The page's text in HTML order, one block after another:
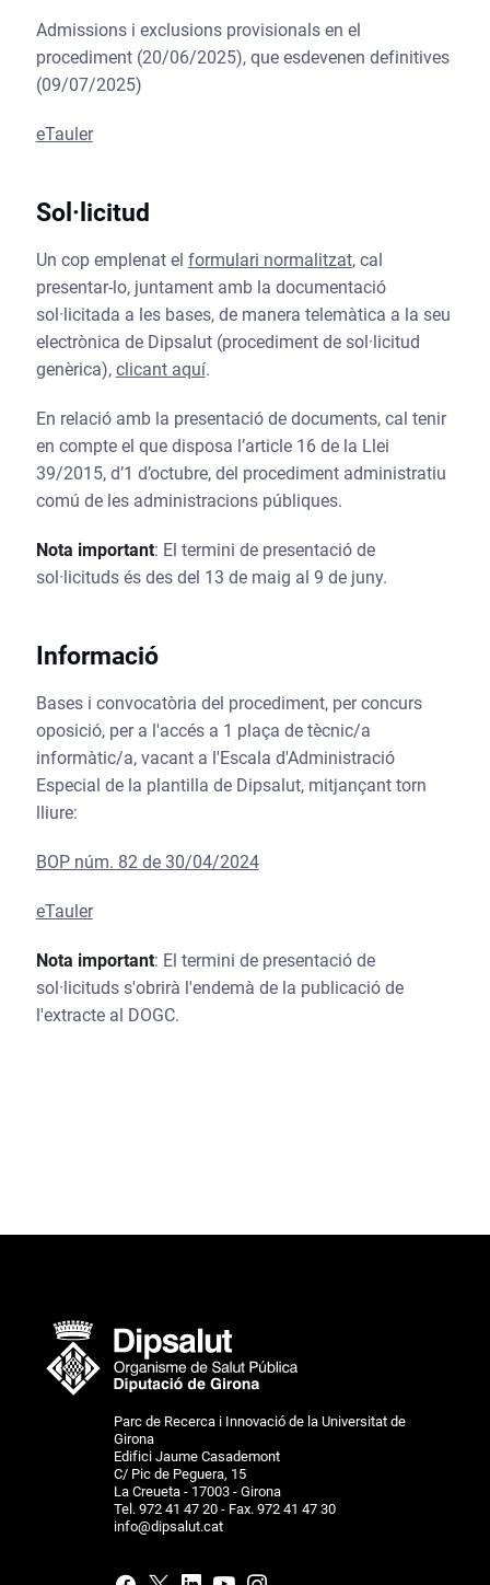
Admissions i exclusions provisionals en el
procediment (20/06/2025), que esdevenen definitives
(09/07/2025)
eTauler
Sol·licitud
Un cop emplenat el formulari normalitzat, cal
presentar-lo, juntament amb la documentació
sol·licitada a les bases, de manera telemàtica a la seu
electrònica de Dipsalut (procediment de sol·licitud
genèrica), clicant aquí.
En relació amb la presentació de documents, cal tenir
en compte el que disposa l’article 16 de la Llei
39/2015, d’1 d’octubre, del procediment administratiu
comú de les administracions públiques.
Nota important: El termini de presentació de
sol·licituds és des del 13 de maig al 9 de juny.
Informació
Bases i convocatòria del procediment, per concurs
oposició, per a l'accés a 1 plaça de tècnic/a
informàtic/a, vacant a l'Escala d'Administració
Especial de la plantilla de Dipsalut, mitjançant torn
lliure:
BOP núm. 82 de 30/04/2024
eTauler
Nota important: El termini de presentació de
sol·licituds s'obrirà l'endemà de la publicació de
l'extracte al DOGC.
Parc de Recerca i Innovació de la Universitat de
Girona
Edifici Jaume Casademont
C/ Pic de Peguera, 15
La Creueta - 17003 - Girona
Tel. 972 41 47 20 - Fax. 972 41 47 30
info@dipsalut.cat